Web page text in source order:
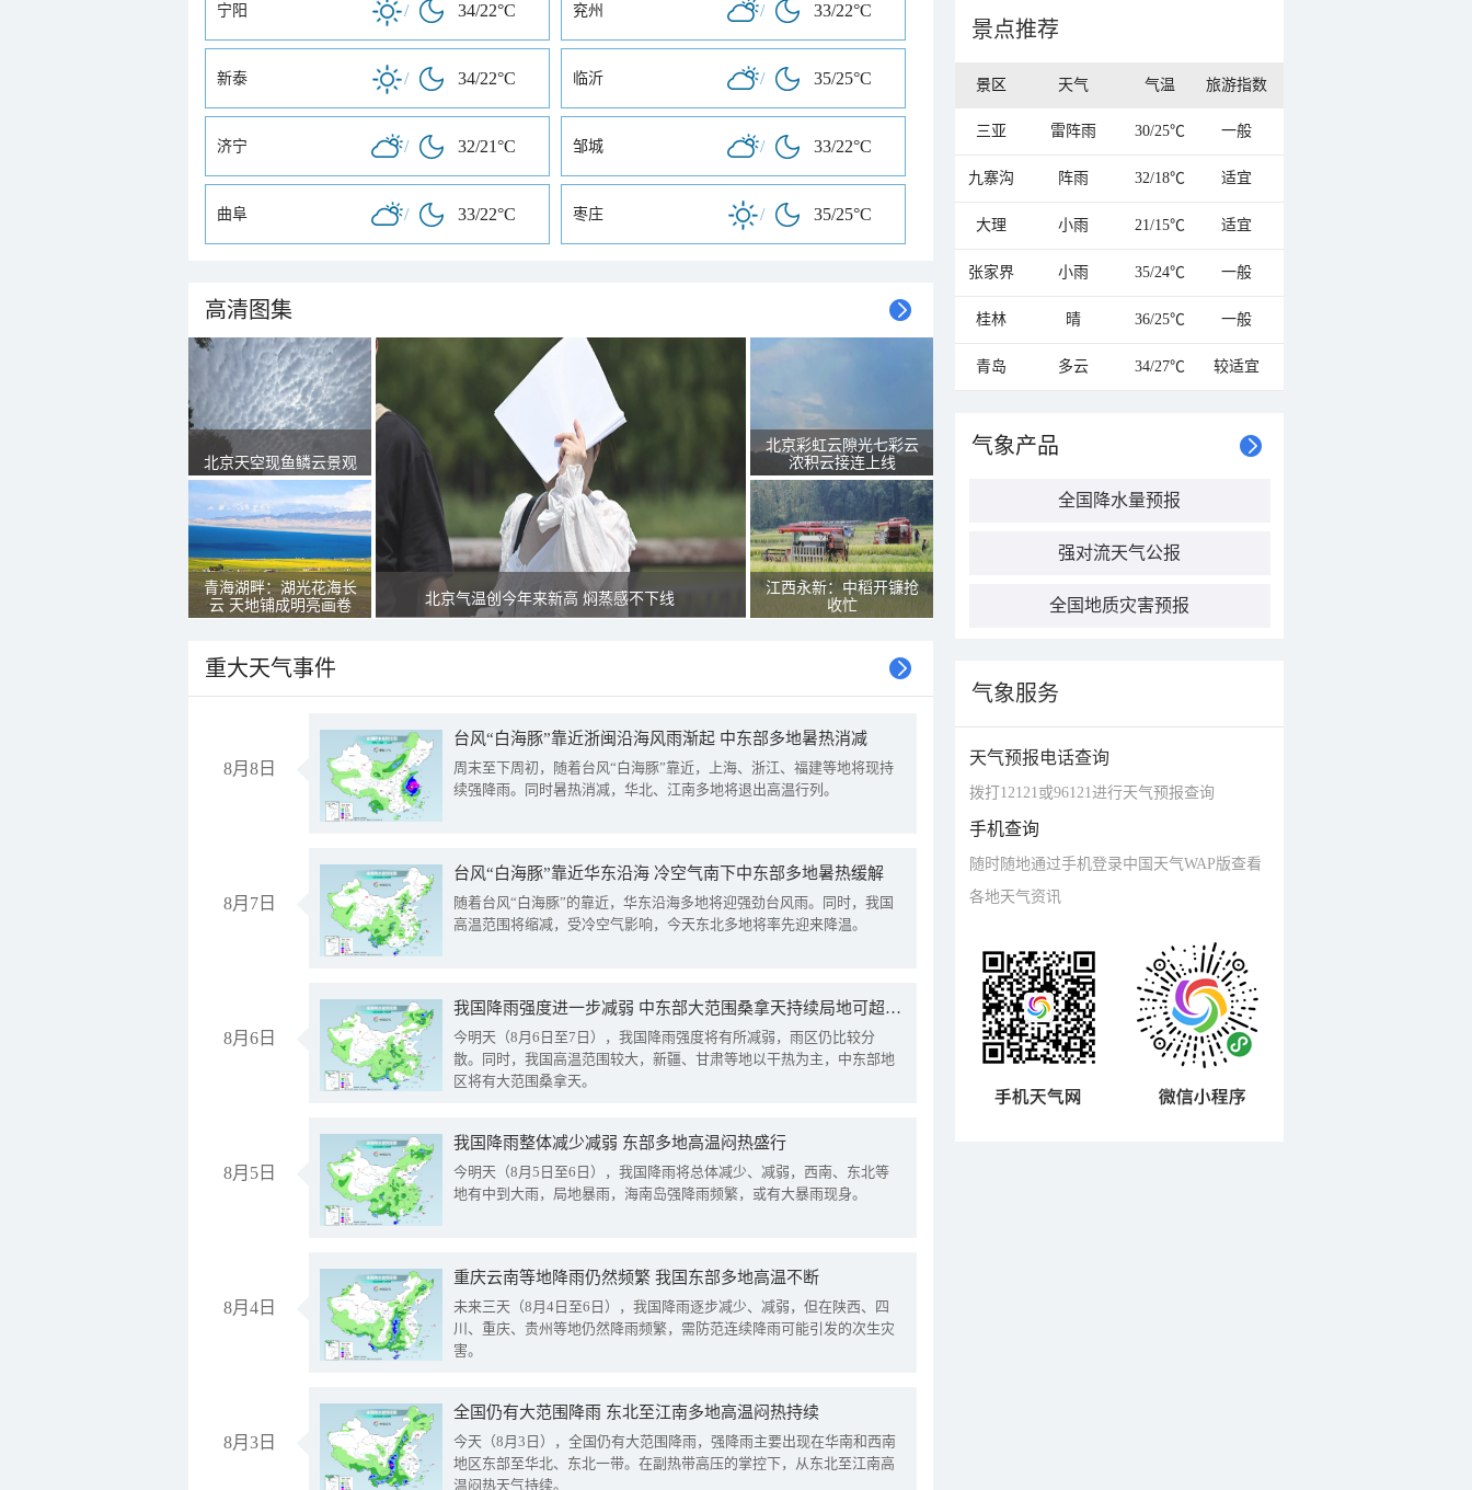
宁阳 / 34/22°C 兖州 / 33/22°C
新泰 / 34/22°C 临沂 / 35/25°C
济宁 / 32/21°C 邹城 / 33/22°C
曲阜 / 33/22°C 枣庄 / 35/25°C
高清图集
北京天空现鱼鳞云景观
青海湖畔：湖光花海长
云 天地铺成明亮画卷
北京气温创今年来新高 焖蒸感不下线
北京彩虹云隙光七彩云
浓积云接连上线
江西永新：中稻开镰抢
收忙
重大天气事件
8月8日
台风“白海豚”靠近浙闽沿海风雨渐起 中东部多地暑热消减
周末至下周初，随着台风“白海豚”靠近，上海、浙江、福建等地将现持
续强降雨。同时暑热消减，华北、江南多地将退出高温行列。
8月7日
台风“白海豚”靠近华东沿海 冷空气南下中东部多地暑热缓解
随着台风“白海豚”的靠近，华东沿海多地将迎强劲台风雨。同时，我国
高温范围将缩减，受冷空气影响，今天东北多地将率先迎来降温。
8月6日
我国降雨强度进一步减弱 中东部大范围桑拿天持续局地可超38℃
今明天（8月6日至7日），我国降雨强度将有所减弱，雨区仍比较分
散。同时，我国高温范围较大，新疆、甘肃等地以干热为主，中东部地
区将有大范围桑拿天。
8月5日
我国降雨整体减少减弱 东部多地高温闷热盛行
今明天（8月5日至6日），我国降雨将总体减少、减弱，西南、东北等
地有中到大雨，局地暴雨，海南岛强降雨频繁，或有大暴雨现身。
8月4日
重庆云南等地降雨仍然频繁 我国东部多地高温不断
未来三天（8月4日至6日），我国降雨逐步减少、减弱，但在陕西、四
川、重庆、贵州等地仍然降雨频繁，需防范连续降雨可能引发的次生灾
害。
8月3日
全国仍有大范围降雨 东北至江南多地高温闷热持续
今天（8月3日），全国仍有大范围降雨，强降雨主要出现在华南和西南
地区东部至华北、东北一带。在副热带高压的掌控下，从东北至江南高
温闷热天气持续。
景点推荐
景区 天气 气温 旅游指数
三亚 雷阵雨 30/25℃ 一般
九寨沟 阵雨 32/18℃ 适宜
大理 小雨 21/15℃ 适宜
张家界 小雨 35/24℃ 一般
桂林 晴 36/25℃ 一般
青岛 多云 34/27℃ 较适宜
气象产品
全国降水量预报
强对流天气公报
全国地质灾害预报
气象服务
天气预报电话查询
拨打12121或96121进行天气预报查询
手机查询
随时随地通过手机登录中国天气WAP版查看
各地天气资讯